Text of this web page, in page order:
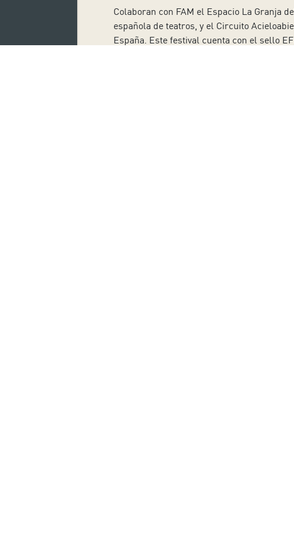
Colaboran con FAM el Espacio La Granja
española de teatros, y el Circuito
España. Este festival cuenta con el sello